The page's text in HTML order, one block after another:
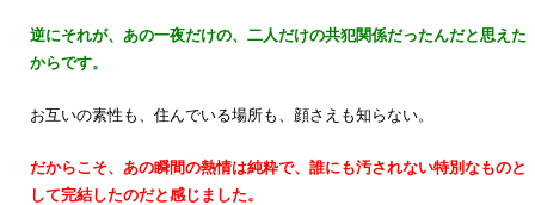
逆にそれが、あの一夜だけの、二人だけの共犯関係だったんだと思えた
からです。
お互いの素性も、住んでいる場所も、顔さえも知らない。
だからこそ、あの瞬間の熱情は純粋で、誰にも汚されない特別なものと
して完結したのだと感じました。